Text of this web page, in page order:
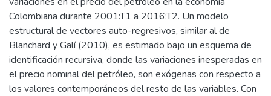
Colombiana durante 2001:T1 a 2016:T2. Un modelo
estructural de vectores auto-regresivos, similar al de
Blanchard y Galí (2010), es estimado bajo un esquema de
identificación recursiva, donde las variaciones inesperadas en
el precio nominal del petróleo, son exógenas con respecto a
los valores contemporáneos del resto de las variables. Con